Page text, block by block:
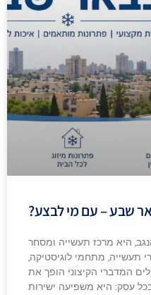
שבע – עם מי לבצע?
היא מרכז תעשייה ומסחר
תעשייה, מתחמי לוגיסטיקה,
המדברי הקיצוני הופך את
עסק: היא משפיעה ישירות